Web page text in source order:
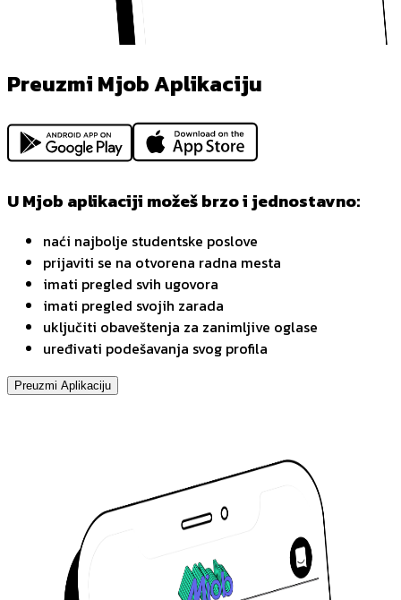
Preuzmi Mjob Aplikaciju
U Mjob aplikaciji možeš brzo i jednostavno:
naći najbolje studentske poslove
prijaviti se na otvorena radna mesta
imati pregled svih ugovora
imati pregled svojih zarada
uključiti obaveštenja za zanimljive oglase
uređivati podešavanja svog profila
Preuzmi Aplikaciju